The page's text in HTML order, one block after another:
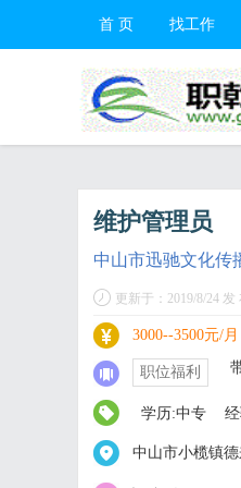
首 页 找工作
维护管理员
中山市迅驰文化传
更新于：2019/8/24 发
3000--3500元/月
职位福利
学历:中专
中山市小榄镇